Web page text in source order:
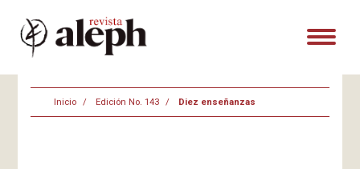
Inicio Edición No. 143 Diez enseñanzas